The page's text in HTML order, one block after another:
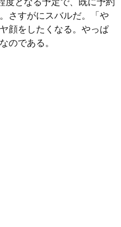
さすがにスバルだ。「や
顔をしたくなる。やっぱ
のである。